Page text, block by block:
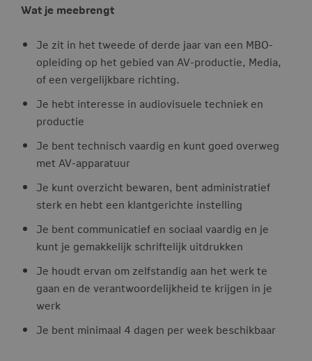
Wat je meebrengt
Je zit in het tweede of derde jaar van een MBO-
opleiding op het gebied van AV-productie, Media,
of een vergelijkbare richting.
Je hebt interesse in audiovisuele techniek en
productie
Je bent technisch vaardig en kunt goed overweg
met AV-apparatuur
Je kunt overzicht bewaren, bent administratief
sterk en hebt een klantgerichte instelling
Je bent communicatief en sociaal vaardig en je
kunt je gemakkelijk schriftelijk uitdrukken
Je houdt ervan om zelfstandig aan het werk te
gaan en de verantwoordelijkheid te krijgen in je
werk
Je bent minimaal 4 dagen per week beschikbaar